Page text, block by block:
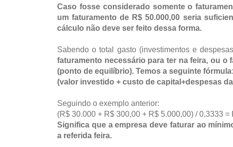
Caso fosse considerado somente o
um faturamento de R$ 50.000,00 seria
cálculo não deve ser feito dessa forma.
Sabendo o total gasto (investimentos e
faturamento necessário para ter na feira, ou o
(ponto de equilíbrio). Temos a seguinte fórmula:
(valor investido + custo de capital+despesas
Seguindo o exemplo anterior:
(R$ 30.000 + R$ 300,00 + R$ 5.000,00) / 0,3333 =
Significa que a empresa deve faturar ao
a referida feira.